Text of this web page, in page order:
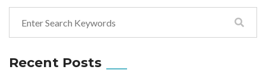
Recent Posts